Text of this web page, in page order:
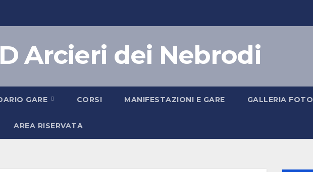
Arcieri dei Nebrodi
GARE CORSI MANIFESTAZIONI E GARE GALLERIA FOTO
AREA RISERVATA